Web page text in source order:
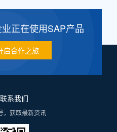
正在使用SAP产品
启合作之旅
系我们
，获取最新资讯